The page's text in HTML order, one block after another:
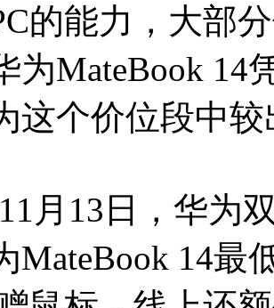
的能力，大部
为MateBook 14
这个价位段中
月13日，华为
MateBook 14最